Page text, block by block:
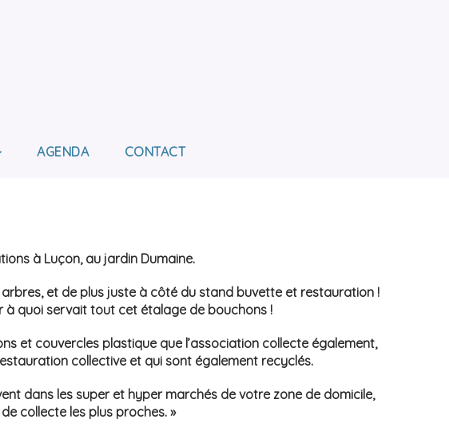
DE L'AVENIR
AGENDA CONTACT
à Luçon, au jardin Dumaine.
et de plus juste à côté du stand buvette et restauration !
à quoi servait tout cet étalage de bouchons !
et couvercles plastique que l’association collecte également,
collective et qui sont également recyclés.
dans les super et hyper marchés de votre zone de domicile,
collecte les plus proches. »